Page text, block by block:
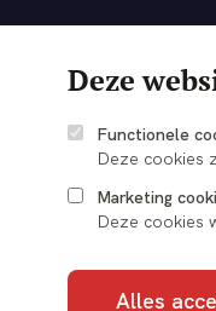
Deze
Functionele
Deze cookies
Marketing
Deze cookies
Alles